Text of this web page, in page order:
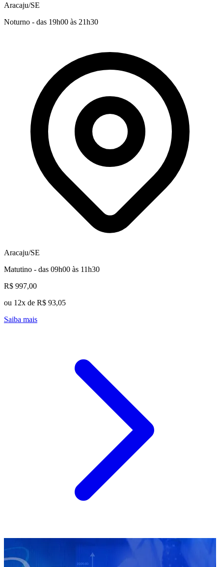
Aracaju/SE
Noturno - das 19h00 às 21h30
Aracaju/SE
Matutino - das 09h00 às 11h30
R$ 997,00
ou 12x de R$ 93,05
Saiba mais